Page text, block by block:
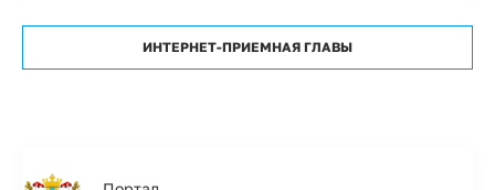
ИНТЕРНЕТ-ПРИЕМНАЯ ГЛАВЫ